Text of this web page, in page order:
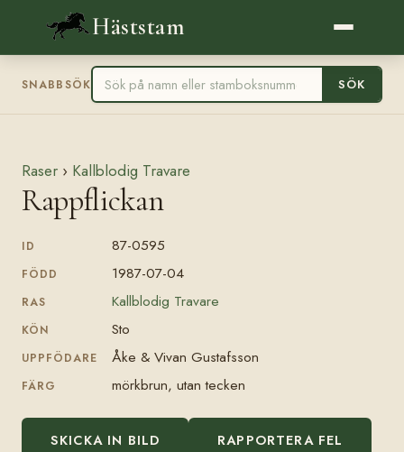
Häststam
SNABBSÖK SÖK
Raser › Kallblodig Travare
Rappflickan
ID 87-0595
FÖDD 1987-07-04
RAS Kallblodig Travare
KÖN Sto
UPPFÖDARE Åke & Vivan Gustafsson
FÄRG mörkbrun, utan tecken
SKICKA IN BILD RAPPORTERA FEL